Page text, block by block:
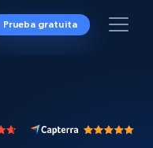
Prueba gratuita